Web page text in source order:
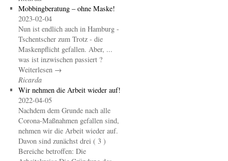
Mobbingberatung – ohne Maske!
2023-02-04
Nun ist endlich auch in Hamburg -
Tschentscher zum Trotz - die
Maskenpflicht gefallen. Aber, ...
was ist inzwischen passiert ?
Weiterlesen →
Ricarda
Wir nehmen die Arbeit wieder auf!
2022-04-05
Nachdem dem Grunde nach alle
Corona-Maßnahmen gefallen sind,
nehmen wir die Arbeit wieder auf.
Davon sind zunächst drei ( 3 )
Bereiche betroffen: Die